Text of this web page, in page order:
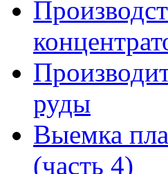
руды
Выемка
(часть 4)